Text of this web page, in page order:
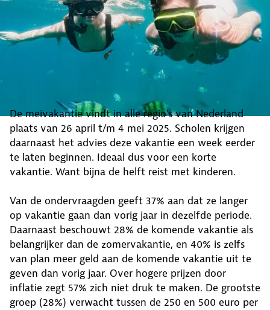
De meivakantie vindt in alle regio's van Nederland
plaats van 26 april t/m 4 mei 2025. Scholen krijgen
daarnaast het advies deze vakantie een week eerder
te laten beginnen. Ideaal dus voor een korte
vakantie. Want bijna de helft reist met kinderen.
Van de ondervraagden geeft 37% aan dat ze langer
op vakantie gaan dan vorig jaar in dezelfde periode.
Daarnaast beschouwt 28% de komende vakantie als
belangrijker dan de zomervakantie, en 40% is zelfs
van plan meer geld aan de komende vakantie uit te
geven dan vorig jaar. Over hogere prijzen door
inflatie zegt 57% zich niet druk te maken. De grootste
groep (28%) verwacht tussen de 250 en 500 euro per